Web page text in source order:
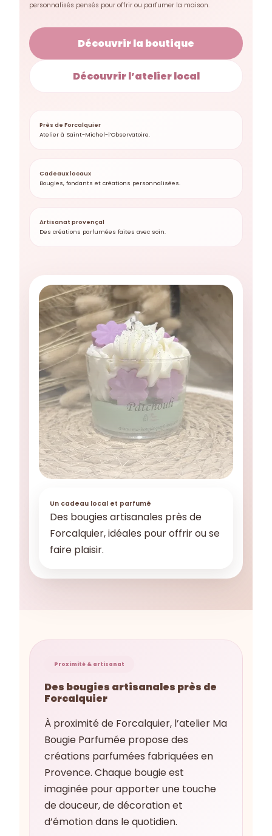
personnalisés pensés pour offrir ou parfumer la maison.
Découvrir la boutique
Découvrir l’atelier local
Près de Forcalquier
Atelier à Saint-Michel-l’Observatoire.
Cadeaux locaux
Bougies, fondants et créations personnalisées.
Artisanat provençal
Des créations parfumées faites avec soin.
Un cadeau local et parfumé
Des bougies artisanales près de
Forcalquier, idéales pour offrir ou se
faire plaisir.
Proximité & artisanat
Des bougies artisanales près de
Forcalquier
À proximité de Forcalquier, l’atelier Ma
Bougie Parfumée propose des
créations parfumées fabriquées en
Provence. Chaque bougie est
imaginée pour apporter une touche
de douceur, de décoration et
d’émotion dans le quotidien.